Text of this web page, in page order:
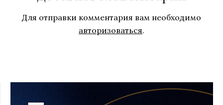
Для отправки комментария вам необходимо
авторизоваться.